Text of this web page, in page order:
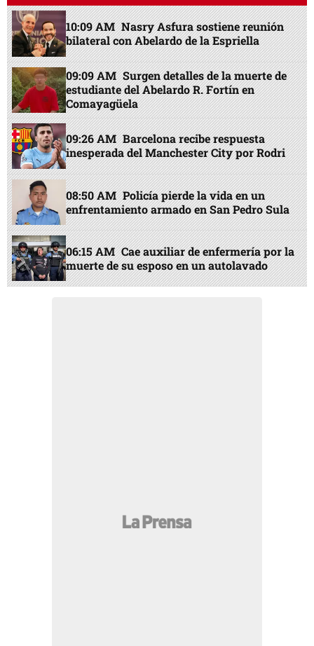
10:09 AM Nasry Asfura sostiene reunión
bilateral con Abelardo de la Espriella
09:09 AM Surgen detalles de la muerte de
estudiante del Abelardo R. Fortín en
Comayagüela
09:26 AM Barcelona recibe respuesta
inesperada del Manchester City por Rodri
08:50 AM Policía pierde la vida en un
enfrentamiento armado en San Pedro Sula
06:15 AM Cae auxiliar de enfermería por la
muerte de su esposo en un autolavado